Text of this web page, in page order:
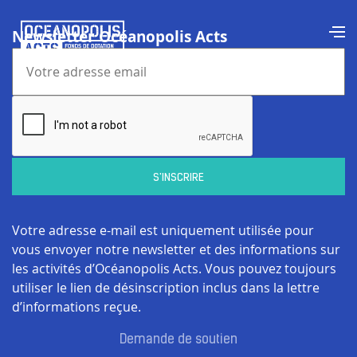
Newsletter Océanopolis Acts
Votre adresse e-mail est uniquement utilisée pour
vous envoyer notre newsletter et des informations sur
les activités d’Océanopolis Acts. Vous pouvez toujours
utiliser le lien de désinscription inclus dans la lettre
d’informations reçue.
Demande de soutien